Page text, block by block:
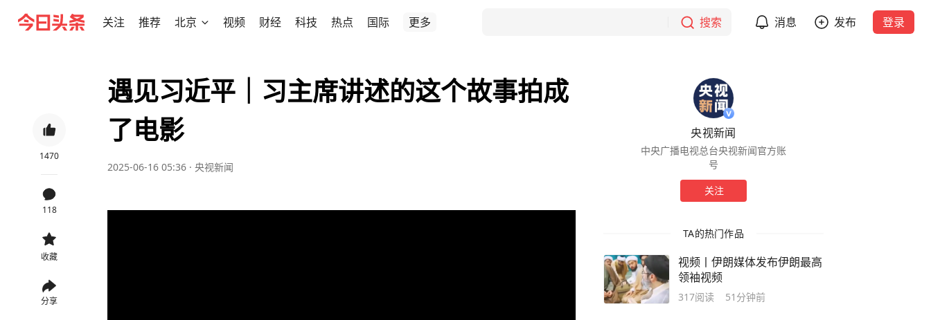
关注 推荐 北京 视频 财经 科技 热点 国际 更多 搜索 消息 发布 登录
1470
118
收藏
分享
遇见习近平｜习主席讲述的这个故事拍成
了电影
2025-06-16 05:36 · 央视新闻
央视新闻
中央广播电视总台央视新闻官方账
号
关注
TA的热门作品
视频丨伊朗媒体发布伊朗最高
领袖视频
317阅读 51分钟前